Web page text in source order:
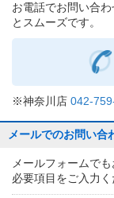
お電話でお問い合わ
とスムーズです。
※神奈川店 042-
メールでのお問い合
メールフォームで
必要項目をご入力く